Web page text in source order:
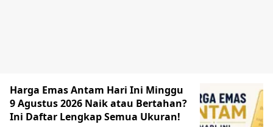
Harga Emas Antam Hari Ini Minggu
9 Agustus 2026 Naik atau Bertahan?
Ini Daftar Lengkap Semua Ukuran!